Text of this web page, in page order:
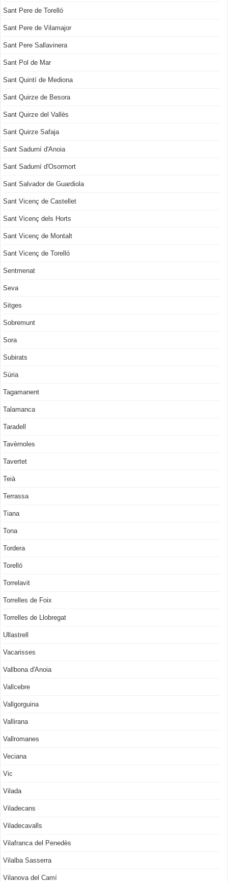
Sant Pere de Torelló
Sant Pere de Vilamajor
Sant Pere Sallavinera
Sant Pol de Mar
Sant Quintí de Mediona
Sant Quirze de Besora
Sant Quirze del Vallès
Sant Quirze Safaja
Sant Sadurní d'Anoia
Sant Sadurní d'Osormort
Sant Salvador de Guardiola
Sant Vicenç de Castellet
Sant Vicenç dels Horts
Sant Vicenç de Montalt
Sant Vicenç de Torelló
Sentmenat
Seva
Sitges
Sobremunt
Sora
Subirats
Súria
Tagamanent
Talamanca
Taradell
Tavèrnoles
Tavertet
Teià
Terrassa
Tiana
Tona
Tordera
Torelló
Torrelavit
Torrelles de Foix
Torrelles de Llobregat
Ullastrell
Vacarisses
Vallbona d'Anoia
Vallcebre
Vallgorguina
Vallirana
Vallromanes
Veciana
Vic
Vilada
Viladecans
Viladecavalls
Vilafranca del Penedès
Vilalba Sasserra
Vilanova del Camí